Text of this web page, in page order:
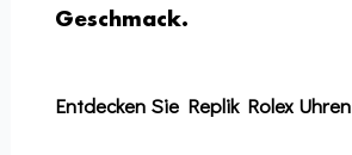
Geschmack.
Entdecken Sie Replik Rolex Uhren